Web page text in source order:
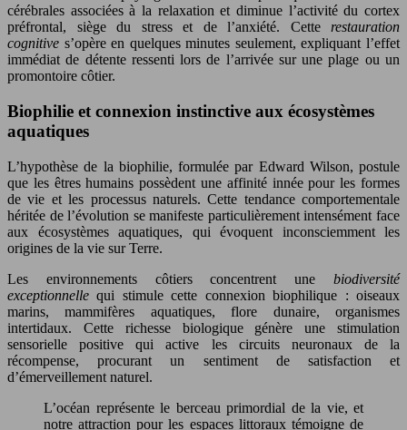
cérébrales associées à la relaxation et diminue l’activité du cortex
préfrontal, siège du stress et de l’anxiété. Cette restauration
cognitive s’opère en quelques minutes seulement, expliquant l’effet
immédiat de détente ressenti lors de l’arrivée sur une plage ou un
promontoire côtier.
Biophilie et connexion instinctive aux écosystèmes
aquatiques
L’hypothèse de la biophilie, formulée par Edward Wilson, postule
que les êtres humains possèdent une affinité innée pour les formes
de vie et les processus naturels. Cette tendance comportementale
héritée de l’évolution se manifeste particulièrement intensément face
aux écosystèmes aquatiques, qui évoquent inconsciemment les
origines de la vie sur Terre.
Les environnements côtiers concentrent une biodiversité
exceptionnelle qui stimule cette connexion biophilique : oiseaux
marins, mammifères aquatiques, flore dunaire, organismes
intertidaux. Cette richesse biologique génère une stimulation
sensorielle positive qui active les circuits neuronaux de la
récompense, procurant un sentiment de satisfaction et
d’émerveillement naturel.
L’océan représente le berceau primordial de la vie, et
notre attraction pour les espaces littoraux témoigne de